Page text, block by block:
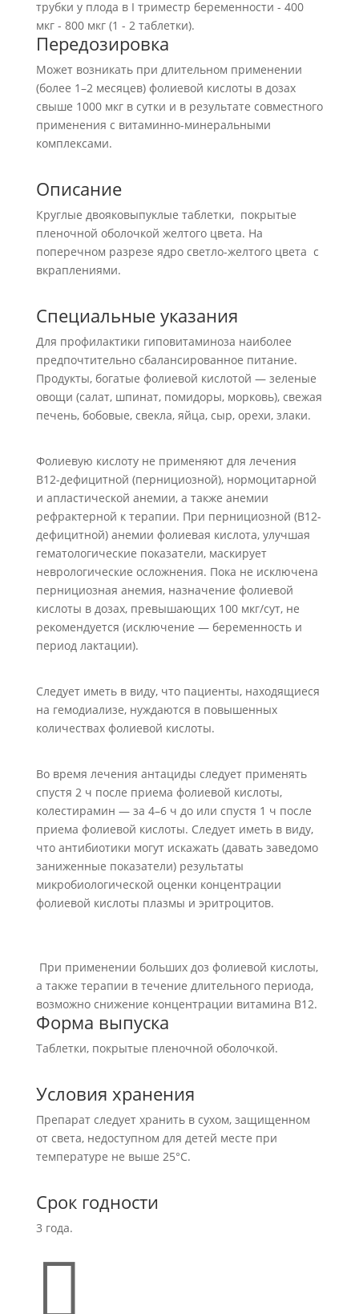
трубки у плода в I триместр беременности - 400
мкг - 800 мкг (1 - 2 таблетки).
Передозировка
Может возникать при длительном применении
(более 1–2 месяцев) фолиевой кислоты в дозах
свыше 1000 мкг в сутки и в результате совместного
применения с витаминно-минеральными
комплексами.
Описание
Круглые двояковыпуклые таблетки, покрытые
пленочной оболочкой желтого цвета. На
поперечном разрезе ядро светло-желтого цвета с
вкраплениями.
Специальные указания
Для профилактики гиповитаминоза наиболее
предпочтительно сбалансированное питание.
Продукты, богатые фолиевой кислотой — зеленые
овощи (салат, шпинат, помидоры, морковь), свежая
печень, бобовые, свекла, яйца, сыр, орехи, злаки.
Фолиевую кислоту не применяют для лечения
В12-дефицитной (пернициозной), нормоцитарной
и апластической анемии, а также анемии
рефрактерной к терапии. При пернициозной (В12-
дефицитной) анемии фолиевая кислота, улучшая
гематологические показатели, маскирует
неврологические осложнения. Пока не исключена
пернициозная анемия, назначение фолиевой
кислоты в дозах, превышающих 100 мкг/сут, не
рекомендуется (исключение — беременность и
период лактации).
Следует иметь в виду, что пациенты, находящиеся
на гемодиализе, нуждаются в повышенных
количествах фолиевой кислоты.
Во время лечения антациды следует применять
спустя 2 ч после приема фолиевой кислоты,
колестирамин — за 4–6 ч до или спустя 1 ч после
приема фолиевой кислоты. Следует иметь в виду,
что антибиотики могут искажать (давать заведомо
заниженные показатели) результаты
микробиологической оценки концентрации
фолиевой кислоты плазмы и эритроцитов.
При применении больших доз фолиевой кислоты,
а также терапии в течение длительного периода,
возможно снижение концентрации витамина В12.
Форма выпуска
Таблетки, покрытые пленочной оболочкой.
Условия хранения
Препарат следует хранить в сухом, защищенном
от света, недоступном для детей месте при
температуре не выше 25°С.
Срок годности
3 года.
